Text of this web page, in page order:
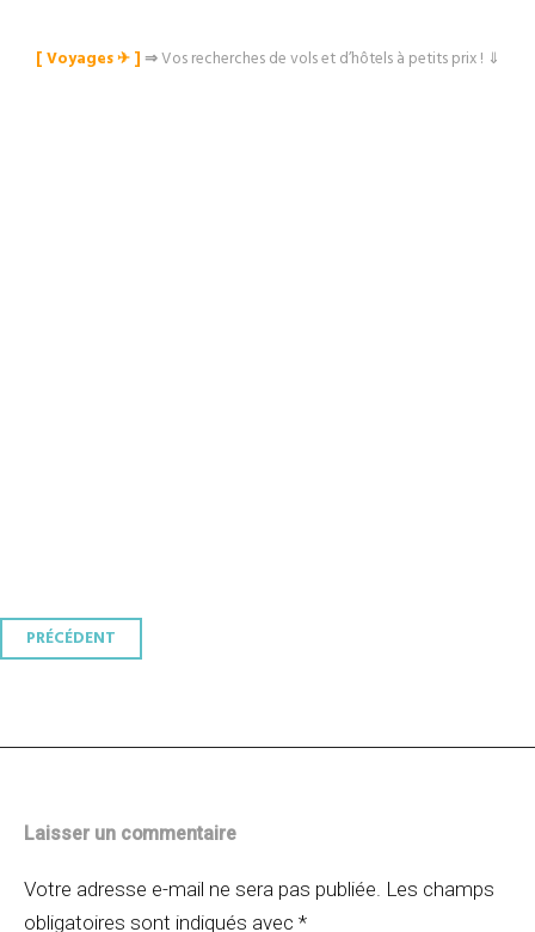
[ Voyages ✈︎ ]⇒Vos recherches de vols et d’hôtels à petits prix ! ⇓
Navigation
PRÉCÉDENT
Laisser un commentaire
Votre adresse e-mail ne sera pas publiée. Les champs
obligatoires sont indiqués avec *